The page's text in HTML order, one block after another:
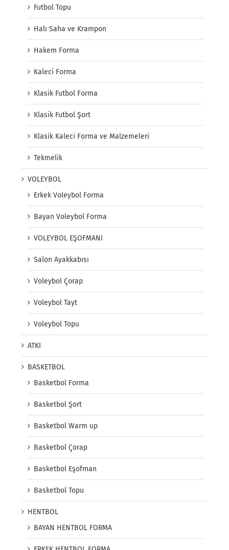
Futbol Topu
Halı Saha ve Krampon
Hakem Forma
Kaleci Forma
Klasik Futbol Forma
Klasik Futbol Şort
Klasik Kaleci Forma ve Malzemeleri
Tekmelik
VOLEYBOL
Erkek Voleybol Forma
Bayan Voleybol Forma
VOLEYBOL EŞOFMANI
Salon Ayakkabısı
Voleybol Çorap
Voleybol Tayt
Voleybol Topu
ATKI
BASKETBOL
Basketbol Forma
Basketbol Şort
Basketbol Warm up
Basketbol Çorap
Basketbol Eşofman
Basketbol Topu
HENTBOL
BAYAN HENTBOL FORMA